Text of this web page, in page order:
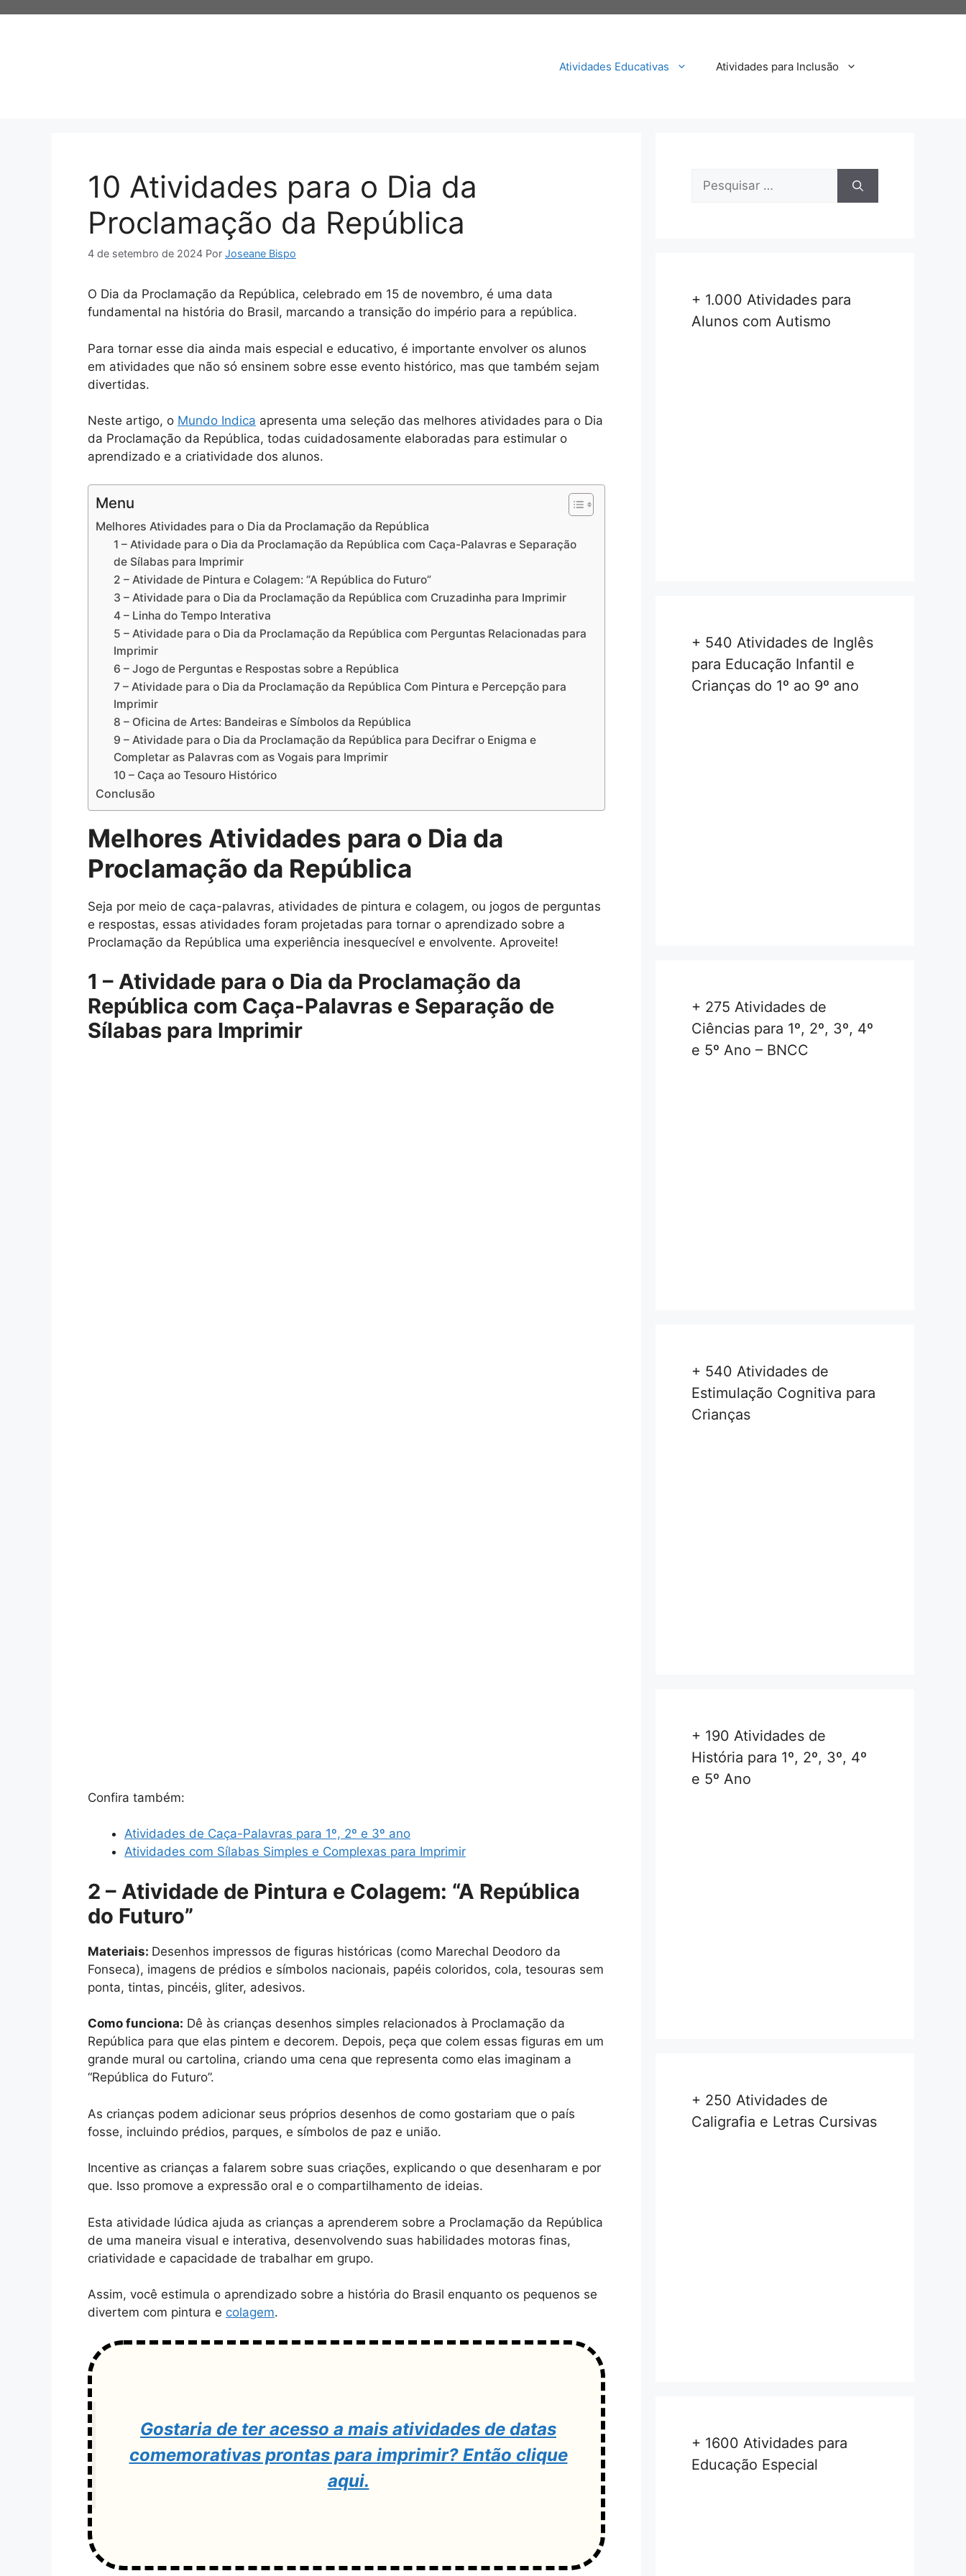
Atividades Educativas Atividades para Inclusão
10 Atividades para o Dia da
Proclamação da República
4 de setembro de 2024 Por Joseane Bispo
O Dia da Proclamação da República, celebrado em 15 de novembro, é uma data
fundamental na história do Brasil, marcando a transição do império para a república.
Para tornar esse dia ainda mais especial e educativo, é importante envolver os alunos
em atividades que não só ensinem sobre esse evento histórico, mas que também sejam
divertidas.
Neste artigo, o Mundo Indica apresenta uma seleção das melhores atividades para o Dia
da Proclamação da República, todas cuidadosamente elaboradas para estimular o
aprendizado e a criatividade dos alunos.
Menu
Melhores Atividades para o Dia da Proclamação da República
1 – Atividade para o Dia da Proclamação da República com Caça-Palavras e Separação
de Sílabas para Imprimir
2 – Atividade de Pintura e Colagem: “A República do Futuro”
3 – Atividade para o Dia da Proclamação da República com Cruzadinha para Imprimir
4 – Linha do Tempo Interativa
5 – Atividade para o Dia da Proclamação da República com Perguntas Relacionadas para
Imprimir
6 – Jogo de Perguntas e Respostas sobre a República
7 – Atividade para o Dia da Proclamação da República Com Pintura e Percepção para
Imprimir
8 – Oficina de Artes: Bandeiras e Símbolos da República
9 – Atividade para o Dia da Proclamação da República para Decifrar o Enigma e
Completar as Palavras com as Vogais para Imprimir
10 – Caça ao Tesouro Histórico
Conclusão
Melhores Atividades para o Dia da
Proclamação da República
Seja por meio de caça-palavras, atividades de pintura e colagem, ou jogos de perguntas
e respostas, essas atividades foram projetadas para tornar o aprendizado sobre a
Proclamação da República uma experiência inesquecível e envolvente. Aproveite!
1 – Atividade para o Dia da Proclamação da
República com Caça-Palavras e Separação de
Sílabas para Imprimir
Confira também:
Atividades de Caça-Palavras para 1º, 2º e 3º ano
Atividades com Sílabas Simples e Complexas para Imprimir
2 – Atividade de Pintura e Colagem: “A República
do Futuro”
Materiais: Desenhos impressos de figuras históricas (como Marechal Deodoro da
Fonseca), imagens de prédios e símbolos nacionais, papéis coloridos, cola, tesouras sem
ponta, tintas, pincéis, gliter, adesivos.
Como funciona: Dê às crianças desenhos simples relacionados à Proclamação da
República para que elas pintem e decorem. Depois, peça que colem essas figuras em um
grande mural ou cartolina, criando uma cena que representa como elas imaginam a
“República do Futuro”.
As crianças podem adicionar seus próprios desenhos de como gostariam que o país
fosse, incluindo prédios, parques, e símbolos de paz e união.
Incentive as crianças a falarem sobre suas criações, explicando o que desenharam e por
que. Isso promove a expressão oral e o compartilhamento de ideias.
Esta atividade lúdica ajuda as crianças a aprenderem sobre a Proclamação da República
de uma maneira visual e interativa, desenvolvendo suas habilidades motoras finas,
criatividade e capacidade de trabalhar em grupo.
Assim, você estimula o aprendizado sobre a história do Brasil enquanto os pequenos se
divertem com pintura e colagem.
Gostaria de ter acesso a mais atividades de datas
comemorativas prontas para imprimir? Então clique
aqui.
Pesquisar
+ 1.000 Atividades para
Alunos com Autismo
+ 540 Atividades de Inglês
para Educação Infantil e
Crianças do 1º ao 9º ano
+ 275 Atividades de
Ciências para 1º, 2º, 3º, 4º
e 5º Ano – BNCC
+ 540 Atividades de
Estimulação Cognitiva para
Crianças
+ 190 Atividades de
História para 1º, 2º, 3º, 4º
e 5º Ano
+ 250 Atividades de
Caligrafia e Letras Cursivas
+ 1600 Atividades para
Educação Especial